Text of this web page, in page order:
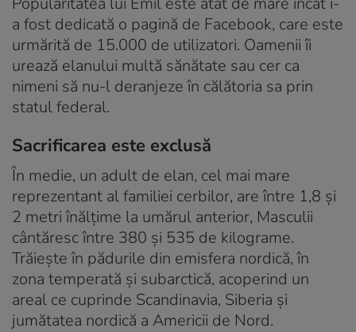
a fost dedicată o pagină de Facebook, care este
urmărită de 15.000 de utilizatori. Oamenii îi
urează elanului multă sănătate sau cer ca
nimeni să nu-l deranjeze în călătoria sa prin
statul federal.
Sacrificarea este exclusă
În medie, un adult de elan, cel mai mare
reprezentant al familiei cerbilor, are între 1,8 și
2 metri înălțime la umărul anterior, Masculii
cântăresc între 380 și 535 de kilograme.
Trăiește în pădurile din emisfera nordică, în
zona temperată și subarctică, acoperind un
areal ce cuprinde Scandinavia, Siberia și
jumătatea nordică a Americii de Nord.